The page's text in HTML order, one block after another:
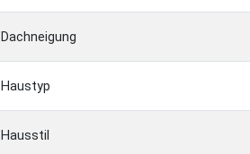
Dachneigung
Haustyp
Hausstil